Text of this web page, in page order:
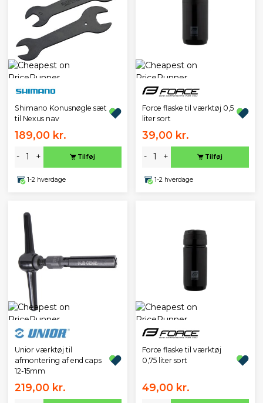
Shimano Konusnøgle sæt
til Nexus nav
189,00 kr.
- + Tilføj
1-2 hverdage
Force flaske til værktøj 0,5
liter sort
39,00 kr.
- + Tilføj
1-2 hverdage
Unior værktøj til
afmontering af end caps
12-15mm
219,00 kr.
Force flaske til værktøj
0,75 liter sort
49,00 kr.